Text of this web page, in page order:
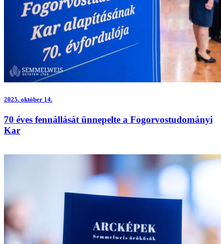
2025. október 14.
70 éves fennállását ünnepelte a Fogorvostudományi
Kar